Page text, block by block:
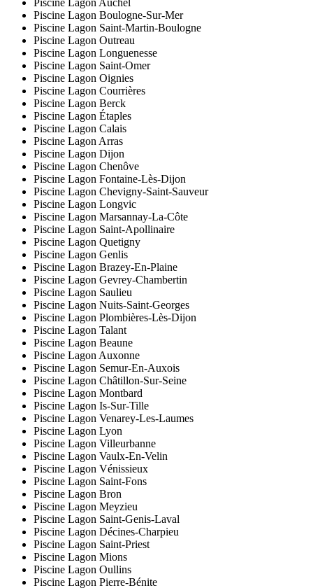
Piscine Lagon Auchel
Piscine Lagon Boulogne-Sur-Mer
Piscine Lagon Saint-Martin-Boulogne
Piscine Lagon Outreau
Piscine Lagon Longuenesse
Piscine Lagon Saint-Omer
Piscine Lagon Oignies
Piscine Lagon Courrières
Piscine Lagon Berck
Piscine Lagon Étaples
Piscine Lagon Calais
Piscine Lagon Arras
Piscine Lagon Dijon
Piscine Lagon Chenôve
Piscine Lagon Fontaine-Lès-Dijon
Piscine Lagon Chevigny-Saint-Sauveur
Piscine Lagon Longvic
Piscine Lagon Marsannay-La-Côte
Piscine Lagon Saint-Apollinaire
Piscine Lagon Quetigny
Piscine Lagon Genlis
Piscine Lagon Brazey-En-Plaine
Piscine Lagon Gevrey-Chambertin
Piscine Lagon Saulieu
Piscine Lagon Nuits-Saint-Georges
Piscine Lagon Plombières-Lès-Dijon
Piscine Lagon Talant
Piscine Lagon Beaune
Piscine Lagon Auxonne
Piscine Lagon Semur-En-Auxois
Piscine Lagon Châtillon-Sur-Seine
Piscine Lagon Montbard
Piscine Lagon Is-Sur-Tille
Piscine Lagon Venarey-Les-Laumes
Piscine Lagon Lyon
Piscine Lagon Villeurbanne
Piscine Lagon Vaulx-En-Velin
Piscine Lagon Vénissieux
Piscine Lagon Saint-Fons
Piscine Lagon Bron
Piscine Lagon Meyzieu
Piscine Lagon Saint-Genis-Laval
Piscine Lagon Décines-Charpieu
Piscine Lagon Saint-Priest
Piscine Lagon Mions
Piscine Lagon Oullins
Piscine Lagon Pierre-Bénite